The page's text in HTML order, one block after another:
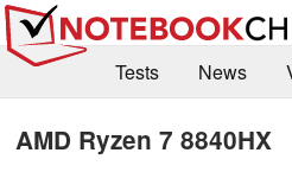
Tests News
AMD Ryzen 7 8840HX